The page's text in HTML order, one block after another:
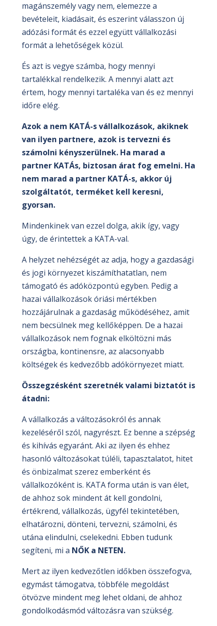
magánszemély vagy nem, elemezze a
bevételeit, kiadásait, és eszerint válasszon új
adózási formát és ezzel együtt vállalkozási
formát a lehetőségek közül.
És azt is vegye számba, hogy mennyi
tartalékkal rendelkezik. A mennyi alatt azt
értem, hogy mennyi tartaléka van és ez mennyi
időre elég.
Azok a nem KATÁ-s vállalkozások, akiknek
van ilyen partnere, azok is tervezni és
számolni kényszerülnek. Ha marad a
partner KATÁs, biztosan árat fog emelni. Ha
nem marad a partner KATÁ-s, akkor új
szolgáltatót, terméket kell keresni,
gyorsan.
Mindenkinek van ezzel dolga, akik így, vagy
úgy, de érintettek a KATA-val.
A helyzet nehézségét az adja, hogy a gazdasági
és jogi környezet kiszámíthatatlan, nem
támogató és adóközpontú egyben. Pedig a
hazai vállalkozások óriási mértékben
hozzájárulnak a gazdaság működéséhez, amit
nem becsülnek meg kellőképpen. De a hazai
vállalkozások nem fognak elköltözni más
országba, kontinensre, az alacsonyabb
költségek és kedvezőbb adókörnyezet miatt.
Összegzésként szeretnék valami biztatót is
átadni:
A vállalkozás a változásokról és annak
kezeléséről szól, nagyrészt. Ez benne a szépség
és kihívás egyaránt. Aki az ilyen és ehhez
hasonló változásokat túléli, tapasztalatot, hitet
és önbizalmat szerez emberként és
vállalkozóként is. KATA forma után is van élet,
de ahhoz sok mindent át kell gondolni,
értékrend, vállalkozás, ügyfél tekintetében,
elhatározni, dönteni, tervezni, számolni, és
utána elindulni, cselekedni. Ebben tudunk
segíteni, mi a NŐK a NETEN.
Mert az ilyen kedvezőtlen időkben összefogva,
egymást támogatva, többféle megoldást
ötvözve mindent meg lehet oldani, de ahhoz
gondolkodásmód változásra van szükség.